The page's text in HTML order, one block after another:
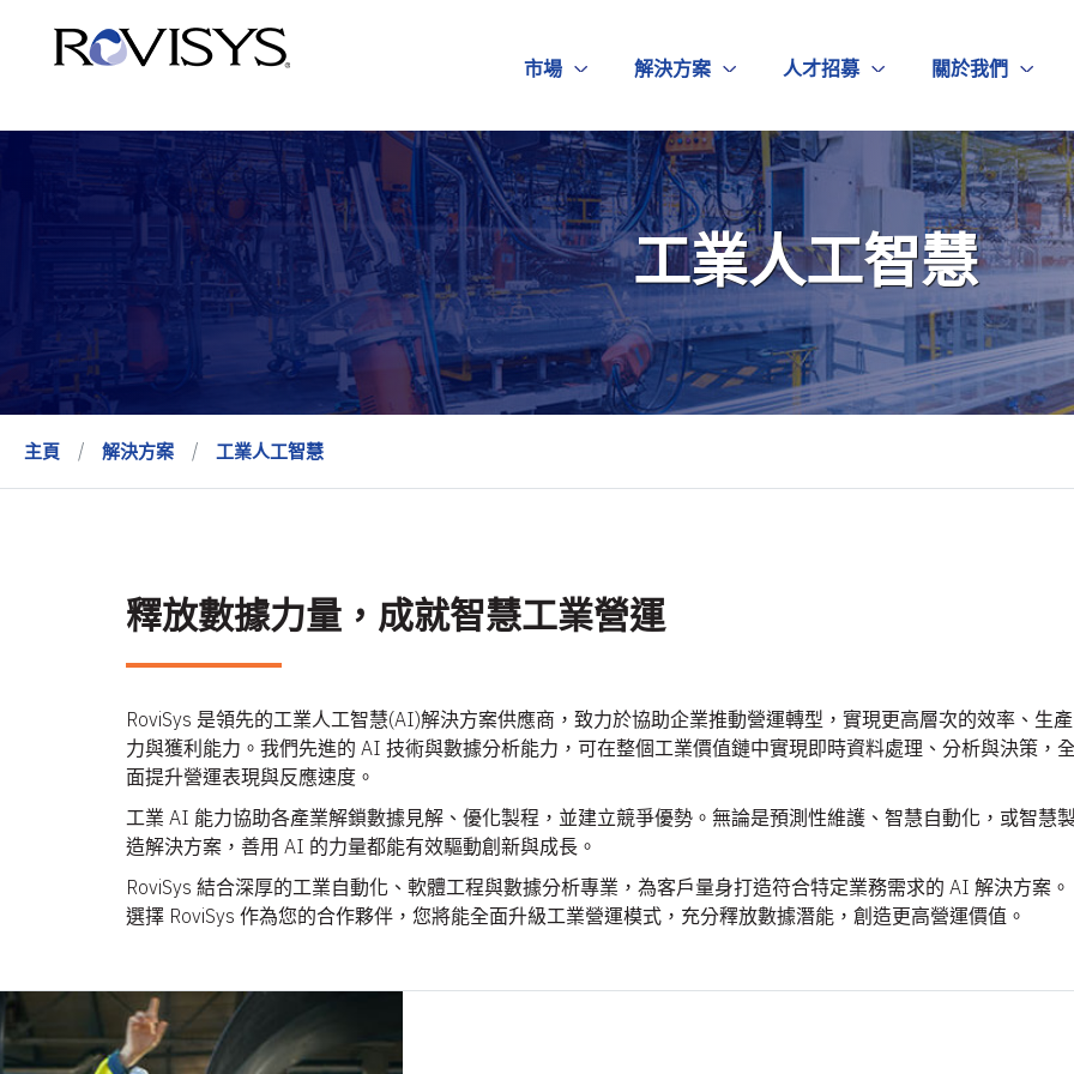
市場 解決方案 人才招募 關於我們
工業人工智慧
主頁 解決方案 工業人工智慧
釋放數據力量，成就智慧工業營運
RoviSys 是領先的工業人工智慧(AI)解決方案供應商，致力於協助企業推動營運轉型，實現更高層次的效率、生產
力與獲利能力。我們先進的 AI 技術與數據分析能力，可在整個工業價值鏈中實現即時資料處理、分析與決策，
面提升營運表現與反應速度。
工業 AI 能力協助各產業解鎖數據見解、優化製程，並建立競爭優勢。無論是預測性維護、智慧自動化，或智慧
造解決方案，善用 AI 的力量都能有效驅動創新與成長。
RoviSys 結合深厚的工業自動化、軟體工程與數據分析專業，為客戶量身打造符合特定業務需求的 AI 解決方案。
選擇 RoviSys 作為您的合作夥伴，您將能全面升級工業營運模式，充分釋放數據潛能，創造更高營運價值。